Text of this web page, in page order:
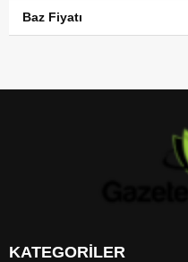
Baz Fiyatı
KATEGORİLER